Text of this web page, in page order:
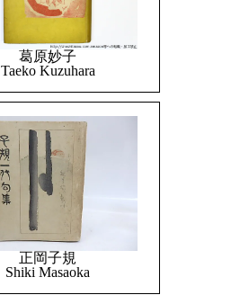
葛原妙子
Taeko Kuzuhara
正岡子規
Shiki Masaoka